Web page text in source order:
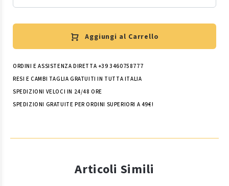
Aggiungi al Carrello
ORDINI E ASSISTENZA DIRETTA +39 3460758777
RESI E CAMBI TAGLIA GRATUITI IN TUTTA ITALIA
SPEDIZIONI VELOCI IN 24/48 ORE
SPEDIZIONI GRATUITE PER ORDINI SUPERIORI A 49€!
Articoli Simili